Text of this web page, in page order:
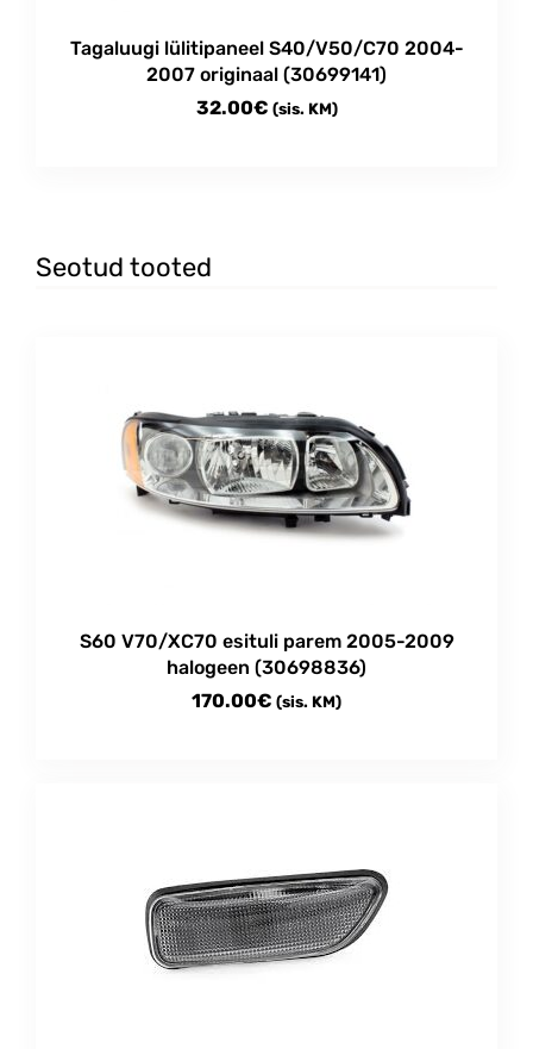
Tagaluugi lülitipaneel S40/V50/C70 2004-
2007 originaal (30699141)
32.00€ (sis. KM)
Seotud tooted
S60 V70/XC70 esituli parem 2005-2009
halogeen (30698836)
170.00€ (sis. KM)